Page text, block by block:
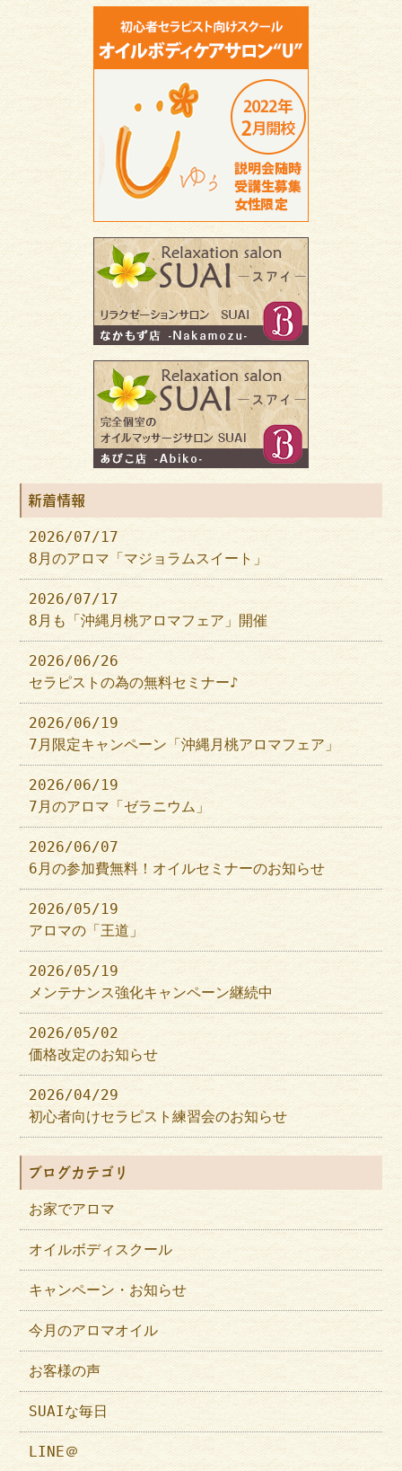
新着情報
2026/07/17
8月のアロマ「マジョラムスイート」
2026/07/17
8月も「沖縄月桃アロマフェア」開催
2026/06/26
セラピストの為の無料セミナー♪
2026/06/19
7月限定キャンペーン「沖縄月桃アロマフェア」
2026/06/19
7月のアロマ「ゼラニウム」
2026/06/07
6月の参加費無料！オイルセミナーのお知らせ
2026/05/19
アロマの「王道」
2026/05/19
メンテナンス強化キャンペーン継続中
2026/05/02
価格改定のお知らせ
2026/04/29
初心者向けセラピスト練習会のお知らせ
ブログカテゴリ
お家でアロマ
オイルボディスクール
キャンペーン・お知らせ
今月のアロマオイル
お客様の声
SUAIな毎日
LINE＠